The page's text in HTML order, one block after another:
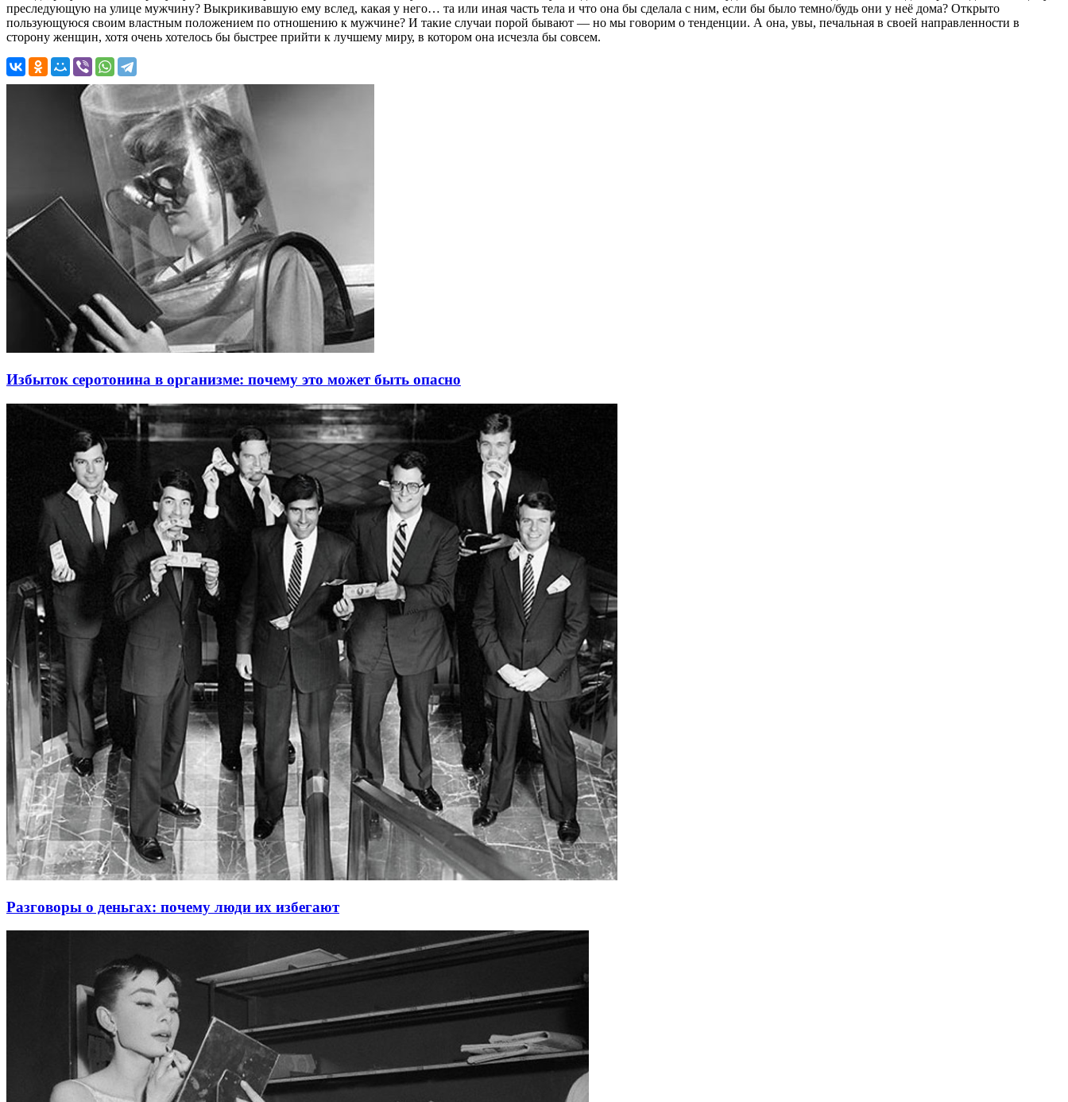
преследующую на улице мужчину? Выкрикивавшую ему вслед, какая у него… та или иная часть тела и что она бы сделала с ним, если бы было темно/будь они у неё дома? Открыто
пользующуюся своим властным положением по отношению к мужчине? И такие случаи порой бывают — но мы говорим о тенденции. А она, увы, печальная в своей направленности в
сторону женщин, хотя очень хотелось бы быстрее прийти к лучшему миру, в котором она исчезла бы совсем.
Избыток серотонина в организме: почему это может быть опасно
Разговоры о деньгах: почему люди их избегают